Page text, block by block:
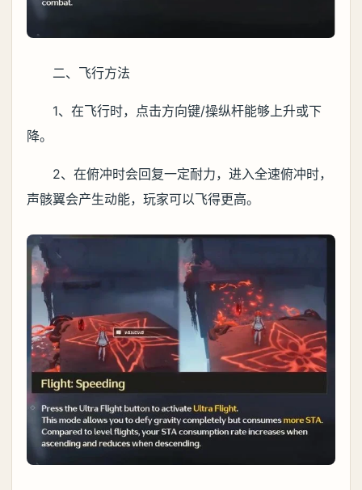
二、飞行方法
1、在飞行时，点击方向键/操纵杆能够上升或下
降。
2、在俯冲时会回复一定耐力，进入全速俯冲时，
声骸翼会产生动能，玩家可以飞得更高。